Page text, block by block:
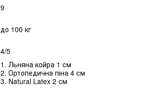
9
до 100 кг
4/5
1. Льняна койра 1 см
2. Ортопедична піна 4 см
3. Natural Latex 2 см